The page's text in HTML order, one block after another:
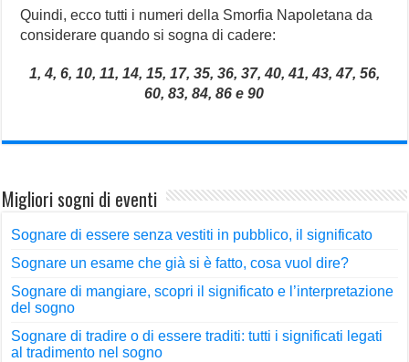
Quindi, ecco tutti i numeri della Smorfia Napoletana da
considerare quando si sogna di cadere:
1, 4, 6, 10, 11, 14, 15, 17, 35, 36, 37, 40, 41, 43, 47, 56,
60, 83, 84, 86 e 90
Migliori sogni di eventi
Sognare di essere senza vestiti in pubblico, il significato
Sognare un esame che già si è fatto, cosa vuol dire?
Sognare di mangiare, scopri il significato e l’interpretazione
del sogno
Sognare di tradire o di essere traditi: tutti i significati legati
al tradimento nel sogno